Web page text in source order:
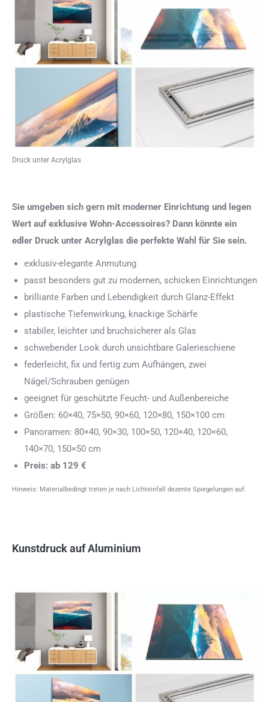
Druck unter Acrylglas
Sie umgeben sich gern mit moderner Einrichtung und legen
Wert auf exklusive Wohn-Accessoires? Dann könnte ein
edler Druck unter Acrylglas die perfekte Wahl für Sie sein.
exklusiv-elegante Anmutung
passt besonders gut zu modernen, schicken Einrichtungen
brilliante Farben und Lebendigkeit durch Glanz-Effekt
plastische Tiefenwirkung, knackige Schärfe
stabiler, leichter und bruchsicherer als Glas
schwebender Look durch unsichtbare Galerieschiene
federleicht, fix und fertig zum Aufhängen, zwei
Nägel/Schrauben genügen
geeignet für geschützte Feucht- und Außenbereiche
Größen: 60×40, 75×50, 90×60, 120×80, 150×100 cm
Panoramen: 80×40, 90×30, 100×50, 120×40, 120×60,
140×70, 150×50 cm
Preis: ab 129 €
Hinweis: Materialbedingt treten je nach Lichteinfall dezente Spiegelungen auf.
Kunstdruck auf Aluminium